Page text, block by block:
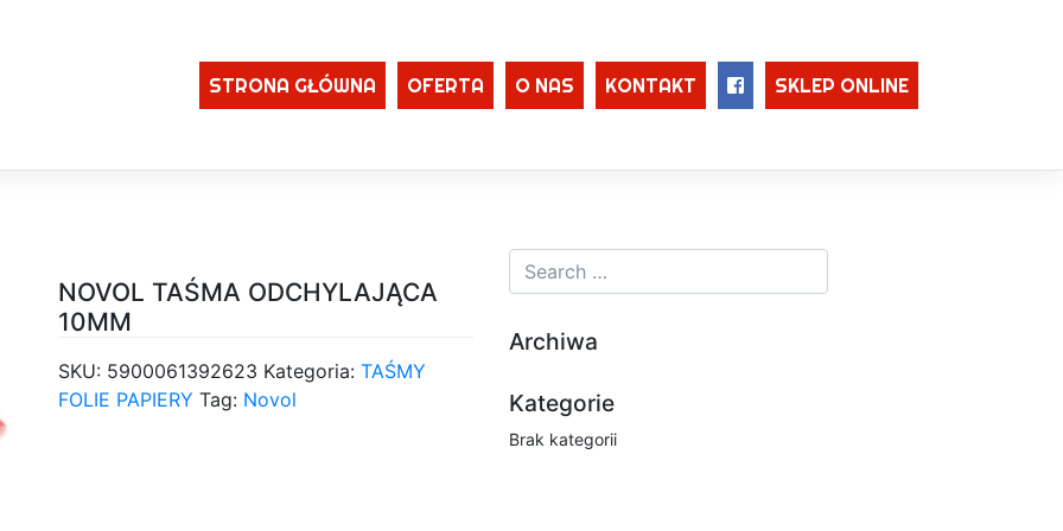
STRONA GŁÓWNA OFERTA O NAS KONTAKT SKLEP ONLINE
NOVOL TAŚMA ODCHYLAJĄCA
10MM
SKU: 5900061392623 Kategoria: TAŚMY
FOLIE PAPIERY Tag: Novol
Archiwa
Kategorie
Brak kategorii